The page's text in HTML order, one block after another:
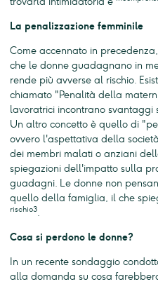
La penalizzazione femminile
Come accennato in
che le donne guadagnano in
rende più avverse al rischio.
chiamato "Penalità della
lavoratrici incontrano svantaggi
Un altro concetto è quello di
ovvero l'aspettativa della
dei membri malati o anziani
spiegazioni dell'impatto sulla
guadagni. Le donne non
quello della famiglia, il che
rischio3.
Cosa si perdono le donne?
In un recente sondaggio
alla domanda su cosa